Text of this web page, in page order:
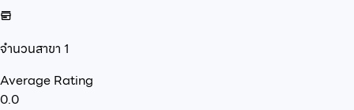
จำนวนสาขา 1
Average Rating
0.0